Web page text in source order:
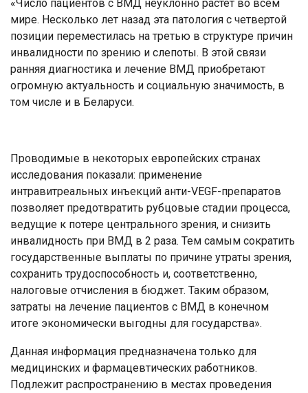
«Число пациентов с ВМД неуклонно растет во всем
мире. Несколько лет назад эта патология с четвертой
позиции переместилась на третью в структуре причин
инвалидности по зрению и слепоты. В этой связи
ранняя диагностика и лечение ВМД приобретают
огромную актуальность и социальную значимость, в
том числе и в Беларуси.
Проводимые в некоторых европейских странах
исследования показали: применение
интравитреальных инъекций анти-VEGF-препаратов
позволяет предотвратить рубцовые стадии процесса,
ведущие к потере центрального зрения, и снизить
инвалидность при ВМД в 2 раза. Тем самым сократить
государственные выплаты по причине утраты зрения,
сохранить трудоспособность и, соответственно,
налоговые отчисления в бюджет. Таким образом,
затраты на лечение пациентов с ВМД в конечном
итоге экономически выгодны для государства».
Данная информация предназначена только для
медицинских и фармацевтических работников.
Подлежит распространению в местах проведения